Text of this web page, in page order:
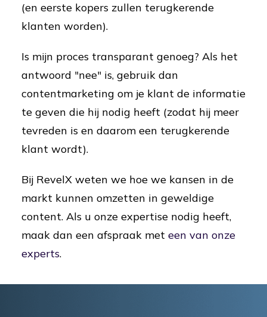
(en eerste kopers zullen terugkerende
klanten worden).
Is mijn proces transparant genoeg? Als het
antwoord "nee" is, gebruik dan
contentmarketing om je klant de informatie
te geven die hij nodig heeft (zodat hij meer
tevreden is en daarom een terugkerende
klant wordt).
Bij RevelX weten we hoe we kansen in de
markt kunnen omzetten in geweldige
content. Als u onze expertise nodig heeft,
maak dan een afspraak met een van onze
experts.